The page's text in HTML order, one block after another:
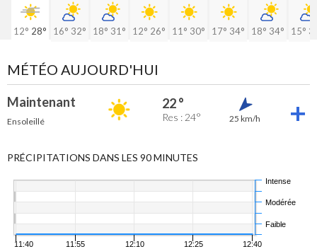
12° 28° 16° 32° 18° 31° 12° 26° 11° 30° 17° 34° 18° 34° 15°
MÉTÉO AUJOURD'HUI
Maintenant
Ensoleillé
22 °
Res : 24° 25 km/h
PRÉCIPITATIONS DANS LES 90 MINUTES
11:40 11:55 12:10 12:25 12:40
Faible
Modérée
Intense